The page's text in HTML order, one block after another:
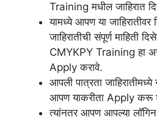
Training मधील जाहिरात
यामध्ये आपण या
जाहिरातीची संपूर्ण माहिती
CMYKPY Training हा
Apply करावे.
आपली पात्रता
आपण याकरीता Apply करू
त्यांनतर आपण आपल्या